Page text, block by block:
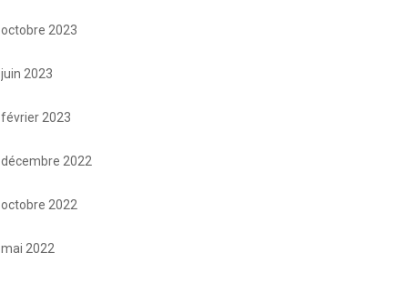
octobre 2023
juin 2023
février 2023
décembre 2022
octobre 2022
mai 2022